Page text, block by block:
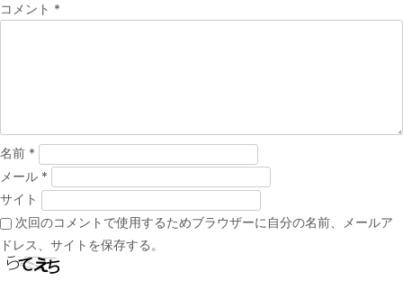
コメント *
名前 *
メール *
サイト
次回のコメントで使用するためブラウザーに自分の名前、メールア
ドレス、サイトを保存する。